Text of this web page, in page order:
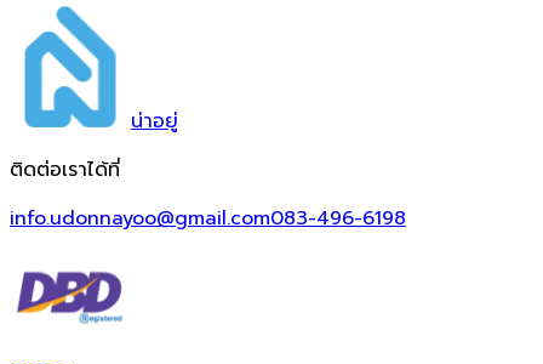
น่าอยู่
ติดต่อเราได้ที่
info.udonnayoo@gmail.com083-496-6198